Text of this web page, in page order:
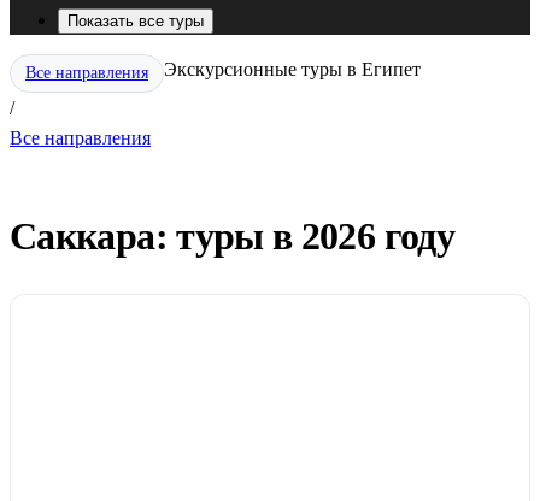
Показать все туры
Все направления
/
Экскурсионные туры в Египет
Все направления
Саккара: туры в 2026 году